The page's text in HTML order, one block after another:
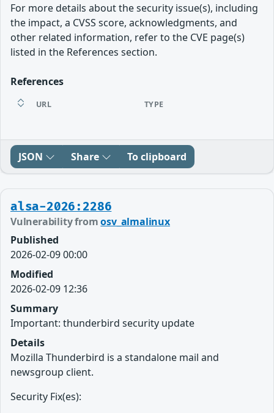
For more details about the security issue(s), including
the impact, a CVSS score, acknowledgments, and
other related information, refer to the CVE page(s)
listed in the References section.
References
URL TYPE
JSON Share To clipboard
alsa-2026:2286
Vulnerability fromosv_almalinux
Published
2026-02-09 00:00
Modified
2026-02-09 12:36
Summary
Important: thunderbird security update
Details
Mozilla Thunderbird is a standalone mail and
newsgroup client.
Security Fix(es):